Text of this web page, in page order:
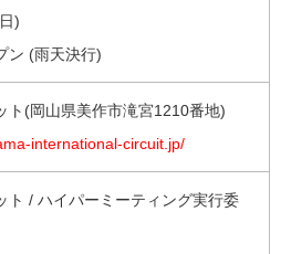
)
ン (雨天決行)
ト(岡山県美作市滝宮1210番地)
international-circuit.jp/
ト / ハイパーミーティング実行委